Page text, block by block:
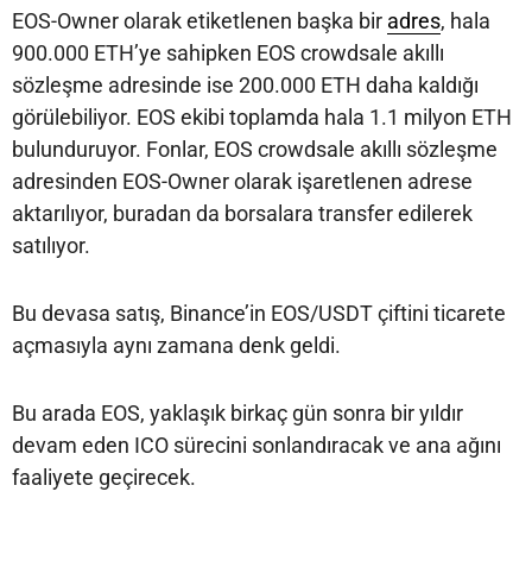
EOS-Owner olarak etiketlenen başka bir adres, hala
900.000 ETH’ye sahipken EOS crowdsale akıllı
sözleşme adresinde ise 200.000 ETH daha kaldığı
görülebiliyor. EOS ekibi toplamda hala 1.1 milyon ETH
bulunduruyor. Fonlar, EOS crowdsale akıllı sözleşme
adresinden EOS-Owner olarak işaretlenen adrese
aktarılıyor, buradan da borsalara transfer edilerek
satılıyor.
Bu devasa satış, Binance’in EOS/USDT çiftini ticarete
açmasıyla aynı zamana denk geldi.
Bu arada EOS, yaklaşık birkaç gün sonra bir yıldır
devam eden ICO sürecini sonlandıracak ve ana ağını
faaliyete geçirecek.